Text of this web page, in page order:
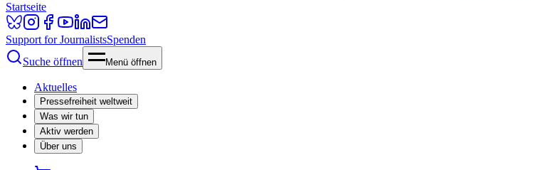
Startseite
Support for JournalistsSpenden
Suche öffnen
Menü öffnen
Aktuelles
Pressefreiheit weltweit
Was wir tun
Aktiv werden
Über uns